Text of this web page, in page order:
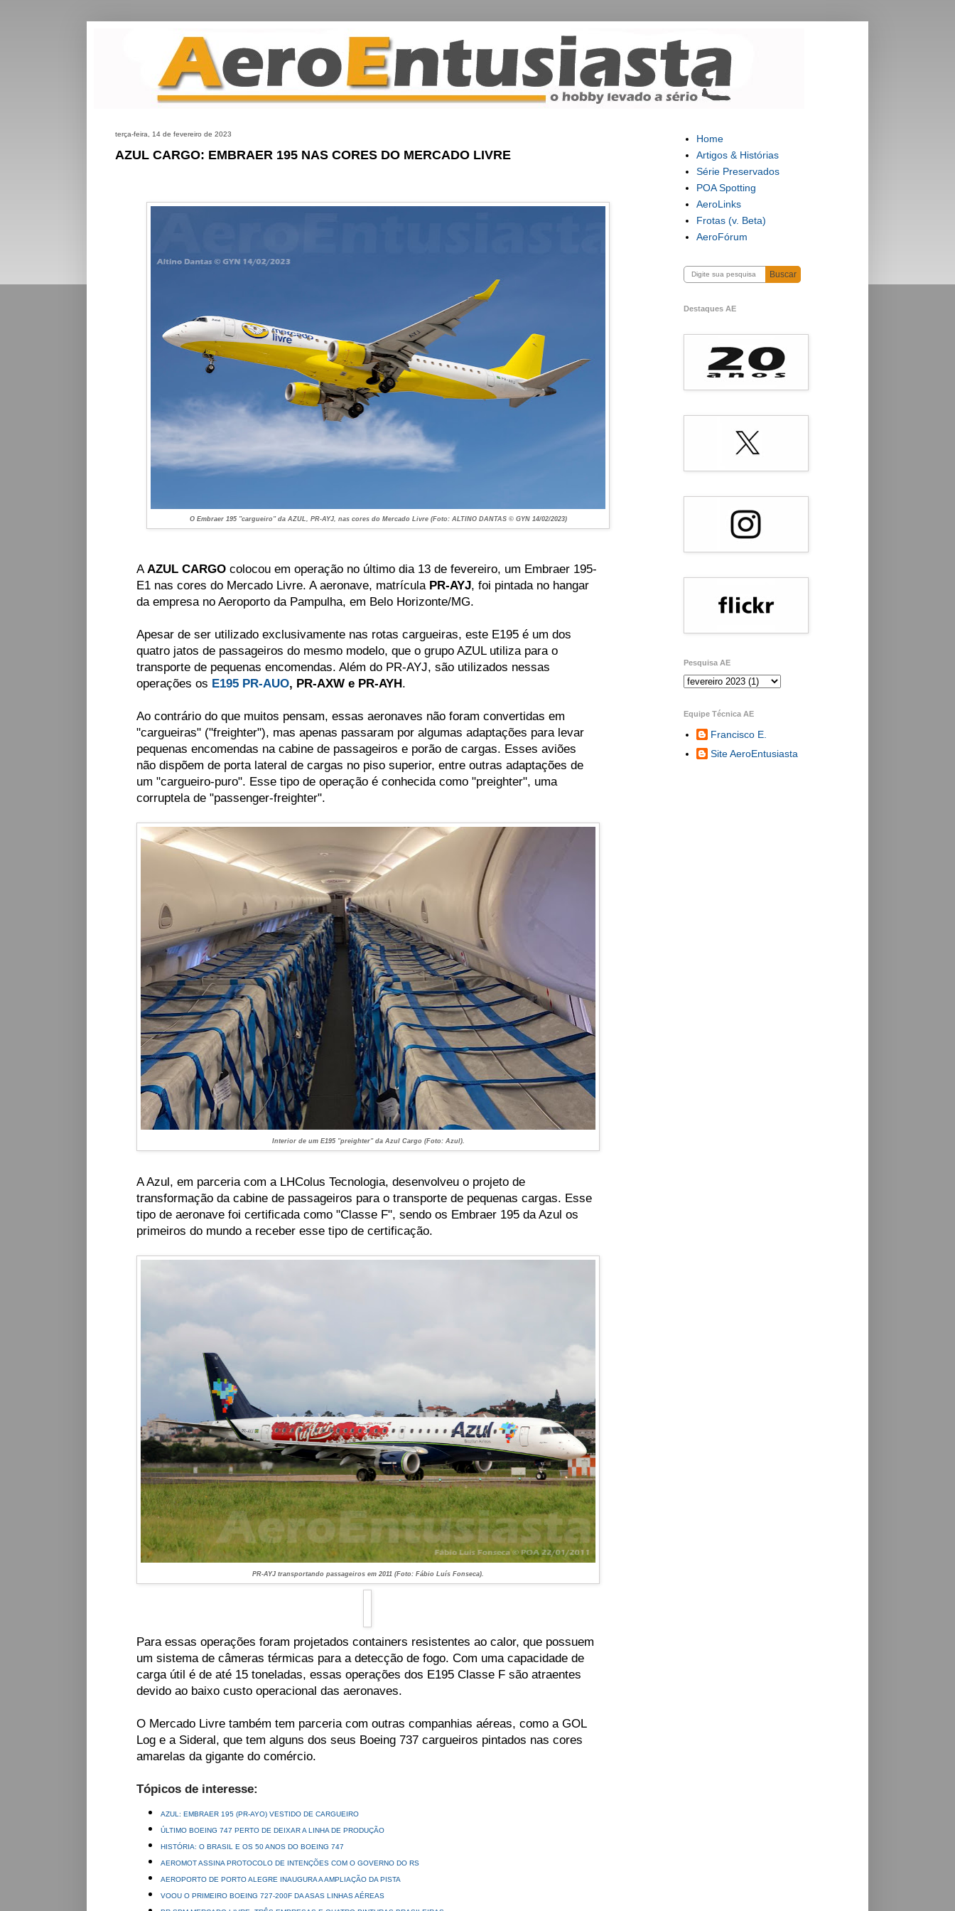
terça-feira, 14 de fevereiro de 2023
AZUL CARGO: EMBRAER 195 NAS CORES DO MERCADO LIVRE
O Embraer 195 "cargueiro" da AZUL, PR-AYJ, nas cores do Mercado Livre (Foto: ALTINO DANTAS © GYN 14/02/2023)
AAZUL CARGO colocou em operação no último dia 13 de fevereiro, um Embraer 195-
E1 nas cores do Mercado Livre. A aeronave, matrícula PR-AYJ, foi pintada no hangar
da empresa no Aeroporto da Pampulha, em Belo Horizonte/MG.
Apesar de ser utilizado exclusivamente nas rotas cargueiras, este E195 é um dos
quatro jatos de passageiros do mesmo modelo, que o grupo AZUL utiliza para o
transporte de pequenas encomendas. Além do PR-AYJ, são utilizados nessas
operações os E195 PR-AUO, PR-AXW e PR-AYH .
Ao contrário do que muitos pensam, essas aeronaves não foram convertidas em
"cargueiras" ("freighter"), mas apenas passaram por algumas adaptações para levar
pequenas encomendas na cabine de passageiros e porão de cargas. Esses aviões
não dispõem de porta lateral de cargas no piso superior, entre outras adaptações de
um "cargueiro-puro". Esse tipo de operação é conhecida como "preighter", uma
corruptela de "passenger-freighter".
Interior de um E195 "preighter" da Azul Cargo (Foto: Azul).
A Azul, em parceria com a LHColus Tecnologia, desenvolveu o projeto de
transformação da cabine de passageiros para o transporte de pequenas cargas. Esse
tipo de aeronave foi certificada como "Classe F", sendo os Embraer 195 da Azul os
primeiros do mundo a receber esse tipo de certificação.
PR-AYJ transportando passageiros em 2011 (Foto: Fábio Luís Fonseca).
Para essas operações foram projetados containers resistentes ao calor, que possuem
um sistema de câmeras térmicas para a detecção de fogo. Com uma capacidade de
carga útil é de até 15 toneladas, essas operações dos E195 Classe F são atraentes
devido ao baixo custo operacional das aeronaves.
O Mercado Livre também tem parceria com outras companhias aéreas, como a GOL
Log e a Sideral, que tem alguns dos seus Boeing 737 cargueiros pintados nas cores
amarelas da gigante do comércio.
Tópicos de interesse:
AZUL: EMBRAER 195 (PR-AYO) VESTIDO DE CARGUEIRO
ÚLTIMO BOEING 747 PERTO DE DEIXAR A LINHA DE PRODUÇÃO
HISTÓRIA: O BRASIL E OS 50 ANOS DO BOEING 747
AEROMOT ASSINA PROTOCOLO DE INTENÇÕES COM O GOVERNO DO RS
AEROPORTO DE PORTO ALEGRE INAUGURA A AMPLIAÇÃO DA PISTA
VOOU O PRIMEIRO BOEING 727-200F DA ASAS LINHAS AÉREAS
Home
Artigos & Histórias
Série Preservados
POA Spotting
AeroLinks
Frotas (v. Beta)
AeroFórum
Buscar
Destaques AE
Pesquisa AE
Equipe Técnica AE
Francisco E.
Site AeroEntusiasta